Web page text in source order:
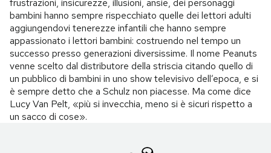
frustrazioni, insicurezze, illusioni, ansie, dei personaggi
bambini hanno sempre rispecchiato quelle dei lettori adulti
aggiungendovi tenerezze infantili che hanno sempre
appassionato i lettori bambini: costruendo nel tempo un
successo presso generazioni diversissime. Il nome Peanuts
venne scelto dal distributore della striscia citando quello di
un pubblico di bambini in uno show televisivo dell’epoca, e si
è sempre detto che a Schulz non piacesse. Ma come dice
Lucy Van Pelt, «più si invecchia, meno si è sicuri rispetto a
un sacco di cose».